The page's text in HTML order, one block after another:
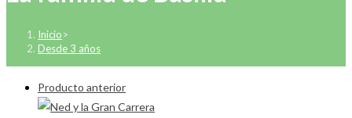
Inicio>
Desde 3 años
Producto anterior